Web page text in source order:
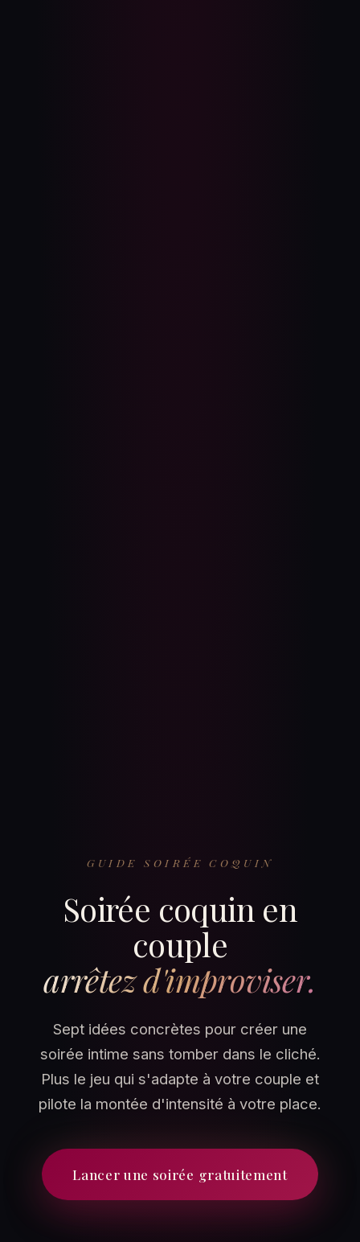
GUIDE SOIRÉE COQUIN
Soirée coquin en
couple
arrêtez d'improviser.
Sept idées concrètes pour créer une
soirée intime sans tomber dans le cliché.
Plus le jeu qui s'adapte à votre couple et
pilote la montée d'intensité à votre place.
Lancer une soirée gratuitement